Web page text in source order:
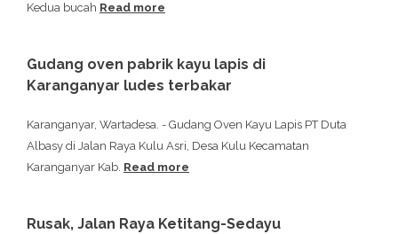
Kedua bucah Read more
Gudang oven pabrik kayu lapis di
Karanganyar ludes terbakar
Karanganyar, Wartadesa. - Gudang Oven Kayu Lapis PT Duta
Albasy di Jalan Raya Kulu Asri, Desa Kulu Kecamatan
Karanganyar Kab. Read more
Rusak, Jalan Raya Ketitang-Sedayu